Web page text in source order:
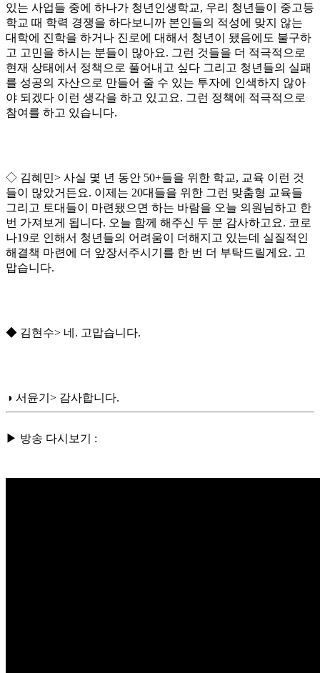
있는 사업들 중에 하나가 청년인생학교, 우리 청년들이 중고등
학교 때 학력 경쟁을 하다보니까 본인들의 적성에 맞지 않는
대학에 진학을 하거나 진로에 대해서 청년이 됐음에도 불구하
고 고민을 하시는 분들이 많아요. 그런 것들을 더 적극적으로
현재 상태에서 정책으로 풀어내고 싶다 그리고 청년들의 실패
를 성공의 자산으로 만들어 줄 수 있는 투자에 인색하지 않아
야 되겠다 이런 생각을 하고 있고요. 그런 정책에 적극적으로
참여를 하고 있습니다.
◇ 김혜민> 사실 몇 년 동안 50+들을 위한 학교, 교육 이런 것
들이 많았거든요. 이제는 20대들을 위한 그런 맞춤형 교육들
그리고 토대들이 마련됐으면 하는 바람을 오늘 의원님하고 한
번 가져보게 됩니다. 오늘 함께 해주신 두 분 감사하고요. 코로
나19로 인해서 청년들의 어려움이 더해지고 있는데 실질적인
해결책 마련에 더 앞장서주시기를 한 번 더 부탁드릴게요. 고
맙습니다.
◆ 김현수> 네. 고맙습니다.
◑ 서윤기> 감사합니다.
▶ 방송 다시보기 :